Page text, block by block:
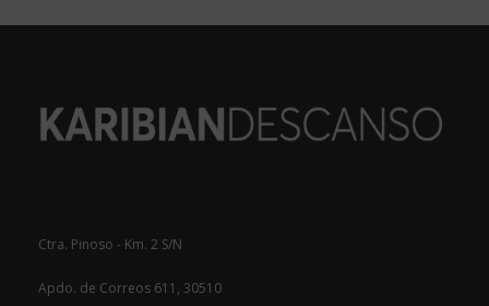
Ctra. Pinoso - Km. 2 S/N
Apdo. de Correos 611, 30510